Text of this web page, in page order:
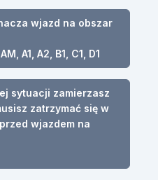
wjazd na obszar
A1, A2, B1, C1, D1
sytuacji zamierzasz
zatrzymać się w
wjazdem na